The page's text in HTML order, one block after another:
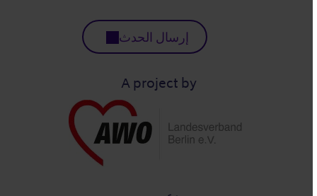
إرسال الحدث
A project by